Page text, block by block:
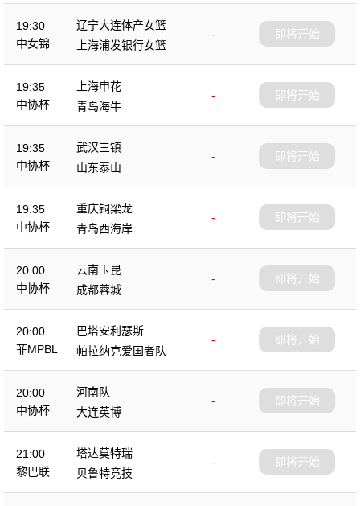
19:30
中女锦
辽宁大连体产女篮
-
上海浦发银行女篮
即将开始
19:35
中协杯
上海申花
-
青岛海牛
即将开始
19:35
中协杯
武汉三镇
-
山东泰山
即将开始
19:35
中协杯
重庆铜梁龙
-
青岛西海岸
即将开始
20:00
中协杯
云南玉昆
-
成都蓉城
即将开始
20:00
菲MPBL
巴塔安利瑟斯
-
帕拉纳克爱国者队
即将开始
20:00
中协杯
河南队
-
大连英博
即将开始
21:00
黎巴联
塔达莫特瑞
-
贝鲁特竞技
即将开始